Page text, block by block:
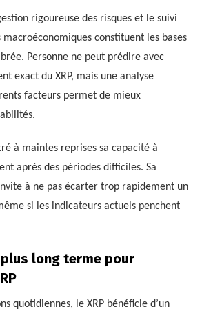
rigoureuse des risques et le suivi
constituent les bases
Personne ne peut prédire avec
exact du XRP, mais une analyse
facteurs permet de mieux
à maintes reprises sa capacité à
après des périodes difficiles. Sa
à ne pas écarter trop rapidement un
si les indicateurs actuels penchent
long terme pour
quotidiennes, le XRP bénéficie d’un